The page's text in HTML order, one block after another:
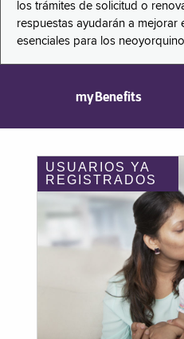
los trámites de solicitud o
respuestas ayudarán a mejorar
esenciales para los
myBenefits
USUARIOS YA
REGISTRADOS